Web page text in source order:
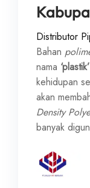
Distributor
Bahan
nama ‘plastik’
kehidupan
akan
Density
banyak